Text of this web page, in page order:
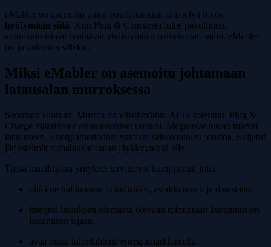
eMabler on asemoitu paitsi noudattamaan sääntelyä myös
hyötymään siitä. Kun Plug & Chargesta tulee pakollinen,
autonvalmistajat ryntäävät yhdistymään palveluntarjoajiin. eMabler
on jo valmiina sillaksi.
Miksi eMabler on asemoitu johtamaan
latausalan murroksessa
Sanotaan suoraan. Murros on väistämätön. AFIR toteutuu. Plug &
Charge määrittelee asiakassuhteet uusiksi. Megasovellukset tulevat
lataukseen. Energiamarkkinat vaativat sähköautojen joustoa. Suljetut
järjestelmät romahtavat oman jäykkyytensä alle.
Tässä maailmassa yritykset tarvitsevat kumppanin, joka:
pitää ne hallinnassa brändistään, asiakkaistaan ja datastaan.
integroi latauksen olemassa olevaan toimintaan kustannusten
lisäämisen sijaan.
avaa uusia tulonlähteitä energiamarkkinoilla.